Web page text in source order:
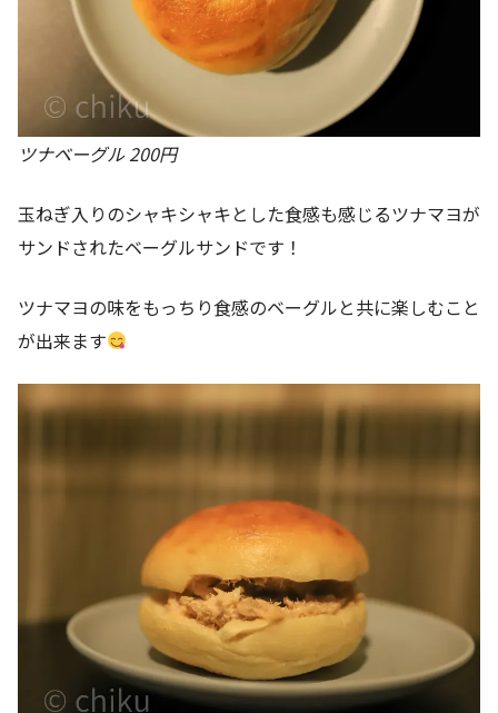
ツナベーグル 200円
玉ねぎ入りのシャキシャキとした食感も感じるツナマヨが
サンドされたベーグルサンドです！
ツナマヨの味をもっちり食感のベーグルと共に楽しむこと
が出来ます